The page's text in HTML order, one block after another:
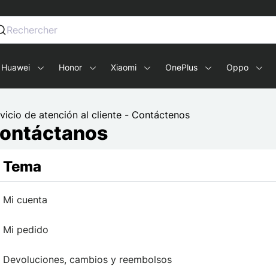
para smartphones y tablets
Huawei Honor Xiaomi OnePlus Oppo
de atención al cliente - Contáctenos
Tema
Mi cuenta
Mi pedido
Devoluciones, cambios y reembolsos